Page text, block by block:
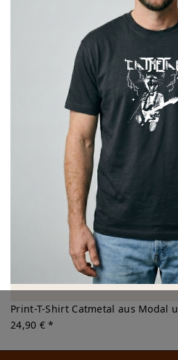
Print-T-Shirt Catmetal aus Modal
24,90 € *